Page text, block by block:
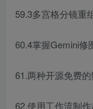
59.3多宫格分镜重
60.4掌握Gemini修
61.两种开源免费
62.使用工作流制